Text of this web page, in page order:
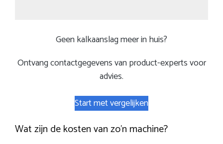
Geen kalkaanslag meer in huis?
Ontvang contactgegevens van product-experts voor
advies.
Start met vergelijken
Wat zijn de kosten van zo’n machine?